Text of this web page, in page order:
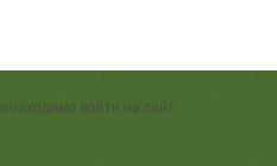
войти на сайт.